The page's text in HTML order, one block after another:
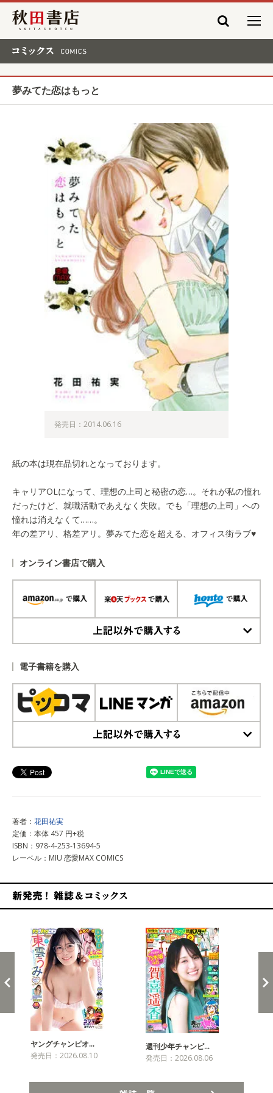
秋田書店
夢みてた恋はもっと
発売日：2014.06.16
紙の本は現在品切れとなっております。
キャリアOLになって、理想の上司と秘密の恋…。それが私の憧れ
だったけど、就職活動であえなく失敗。でも「理想の上司」への
憧れは消えなくて……。
年の差アリ、格差アリ。夢みてた恋を超える、オフィス街ラブ♥
オンライン書店で購入
電子書籍を購入
著者： 花田祐実
定価：本体 457 円+税
ISBN：978-4-253-13694-5
レーベル：MIU 恋愛MAX COMICS
ヤングチャンピオ…
発売日：2026.08.10
週刊少年チャンピ…
発売日：2026.08.06